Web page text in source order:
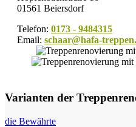
01561 Beiersdorf
Telefon: 0173 - 9484315
Email: schaar@hafa-
Varianten der
die Bewährte